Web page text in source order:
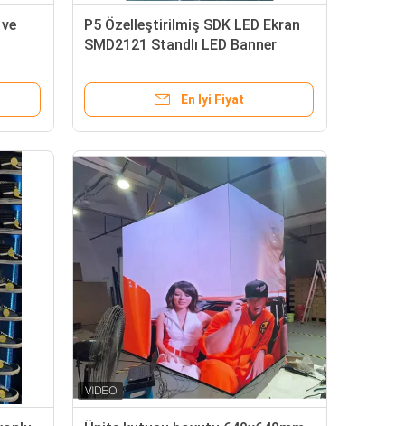
P5 Özelleştirilmiş SDK LED Ekran
SMD2121 Standlı LED Banner
En Iyi Fiyat